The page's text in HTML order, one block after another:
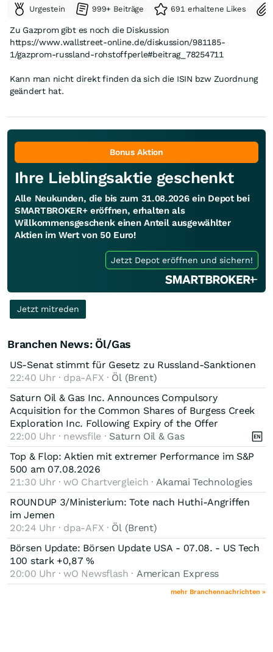
Urgestein 999+ Beiträge 691 erhaltene Likes
Zu Gazprom gibt es noch die Diskussion
https://www.wallstreet-online.de/diskussion/981185-
1/gazprom-russland-rohstoffperle#beitrag_78254711
Kann man nicht direkt finden da sich die ISIN bzw Zuordnung
geändert hat.
Bonus Aktion
Ihre Lieblingsaktie geschenkt
Alle Neukunden, die bis zum 31.08.2026 ein Depot bei
SMARTBROKER+ eröffnen, erhalten als
Willkommensgeschenk einen Anteil ausgewählter
Aktien im Wert von 50 Euro!
Jetzt Depot eröffnen und sichern!
Jetzt mitreden
Branchen News: Öl/Gas
US-Senat stimmt für Gesetz zu Russland-Sanktionen
22:40 Uhr · dpa-AFX · Öl (Brent)
Saturn Oil & Gas Inc. Announces Compulsory
Acquisition for the Common Shares of Burgess Creek
Exploration Inc. Following Expiry of the Offer
22:00 Uhr · newsfile · Saturn Oil & Gas
Top & Flop: Aktien mit extremer Performance im S&P
500 am 07.08.2026
21:30 Uhr · wO Chartvergleich ·Akamai Technologies
ROUNDUP 3/Ministerium: Tote nach Huthi-Angriffen
im Jemen
20:24 Uhr · dpa-AFX · Öl (Brent)
Börsen Update: Börsen Update USA - 07.08. - US Tech
100 stark +0,87 %
20:00 Uhr · wO Newsflash · American Express
mehr Branchennachrichten »